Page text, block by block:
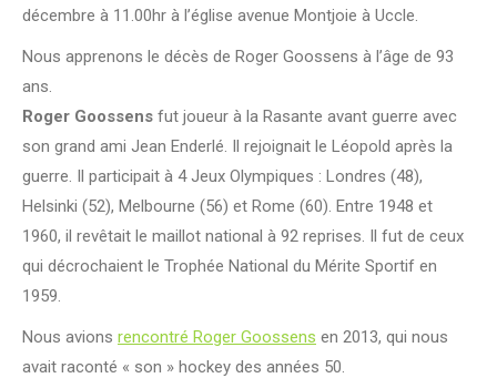
décembre à 11.00hr à l’église avenue Montjoie à Uccle.
Nous apprenons le décès de Roger Goossens à l’âge de 93
ans.
Roger Goossens fut joueur à la Rasante avant guerre avec
son grand ami Jean Enderlé. Il rejoignait le Léopold après la
guerre. Il participait à 4 Jeux Olympiques : Londres (48),
Helsinki (52), Melbourne (56) et Rome (60). Entre 1948 et
1960, il revêtait le maillot national à 92 reprises. Il fut de ceux
qui décrochaient le Trophée National du Mérite Sportif en
1959.
Nous avions rencontré Roger Goossens en 2013, qui nous
avait raconté « son » hockey des années 50.